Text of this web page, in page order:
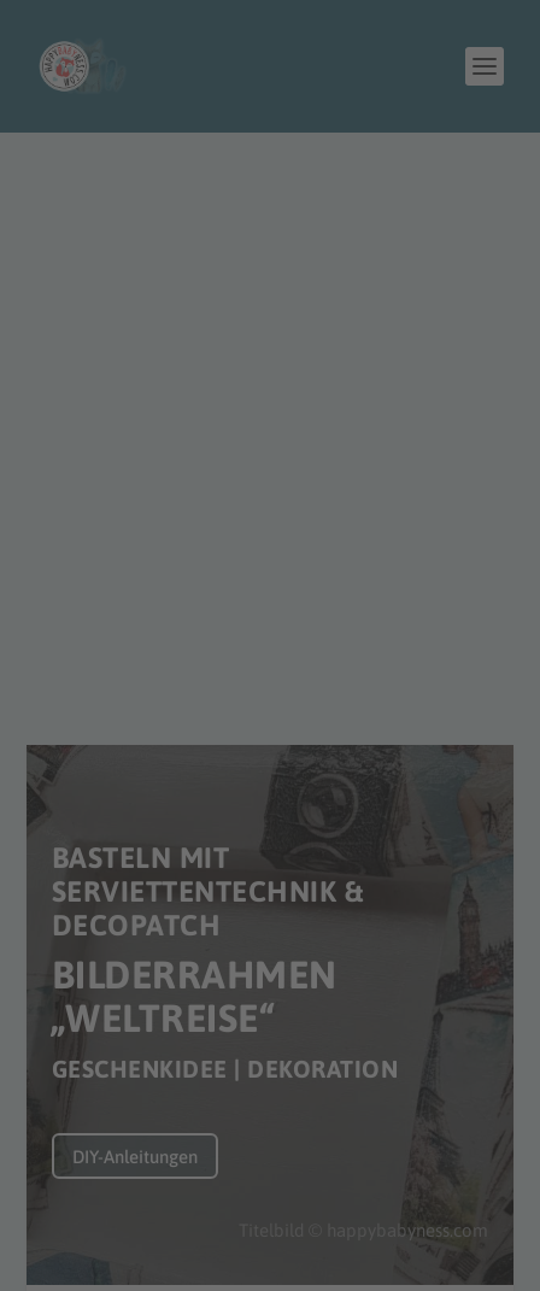
BASTELN MIT
SERVIETTENTECHNIK &
DECOPATCH
BILDERRAHMEN
„WELTREISE“
GESCHENKIDEE | DEKORATION
DIY-Anleitungen
Titelbild © happybabyness.com